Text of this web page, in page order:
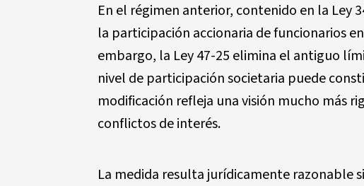
En el régimen anterior, contenido en la Ley
la participación accionaria de funcionarios
embargo, la Ley 47-25 elimina el antiguo
nivel de participación societaria puede
modificación refleja una visión mucho más
conflictos de interés.
La medida resulta jurídicamente razonable